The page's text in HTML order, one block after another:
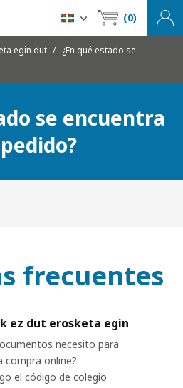
(0)
egin dut
¿En qué estado se
se encuentra
frecuentes
ez dut erosketa egin
necesito para
compra online?
el código de colegio